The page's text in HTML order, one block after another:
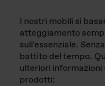
I nostri mobili si
atteggiamento
sull'essenziale.
battito del tempo.
ulteriori
prodotti: